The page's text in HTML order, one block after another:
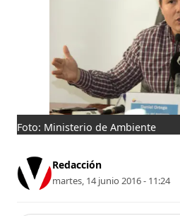
Foto: Ministerio de Ambiente
Redacción
martes, 14 junio 2016 - 11:24